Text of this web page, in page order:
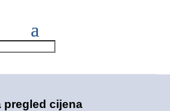
pregled cijena